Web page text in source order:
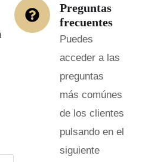
Preguntas
frecuentes
Puedes
acceder a las
preguntas
más comúnes
de los clientes
pulsando en el
siguiente